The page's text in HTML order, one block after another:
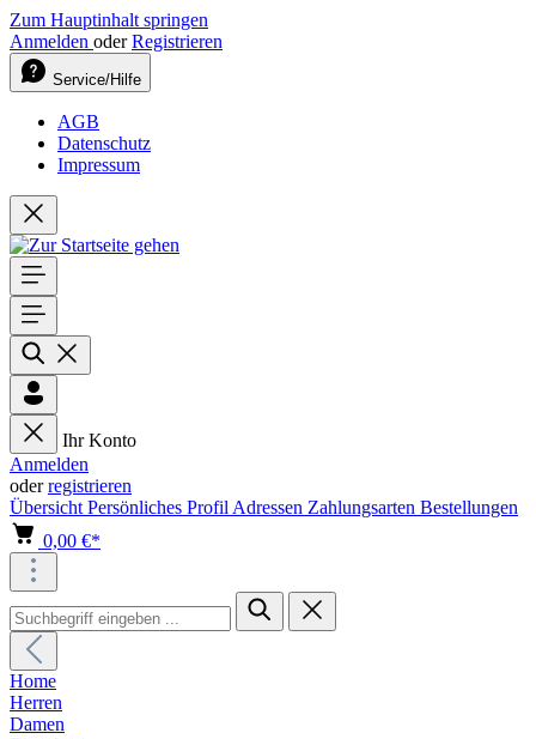
Zum Hauptinhalt springen
Anmelden oder Registrieren
Service/Hilfe
AGB
Datenschutz
Impressum
Ihr Konto
Anmelden
oderregistrieren
Übersicht Persönliches Profil Adressen Zahlungsarten Bestellungen
0,00 €*
Home
Herren
Damen